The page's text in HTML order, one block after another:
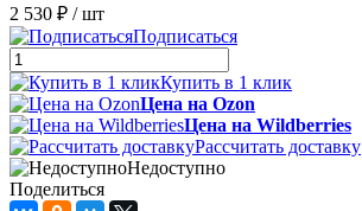
2 530 ₽ / шт
Подписаться
Купить в 1 клик
Цена на Ozon
Цена на Wildberries
Рассчитать доставку
Недоступно
Поделиться